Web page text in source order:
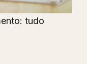
tudo